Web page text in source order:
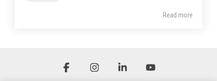
Read more
FacebookInstagramLinkedin